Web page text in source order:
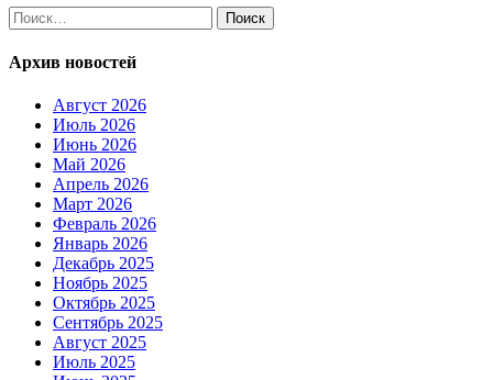
Найти:
Архив новостей
Август 2026
Июль 2026
Июнь 2026
Май 2026
Апрель 2026
Март 2026
Февраль 2026
Январь 2026
Декабрь 2025
Ноябрь 2025
Октябрь 2025
Сентябрь 2025
Август 2025
Июль 2025